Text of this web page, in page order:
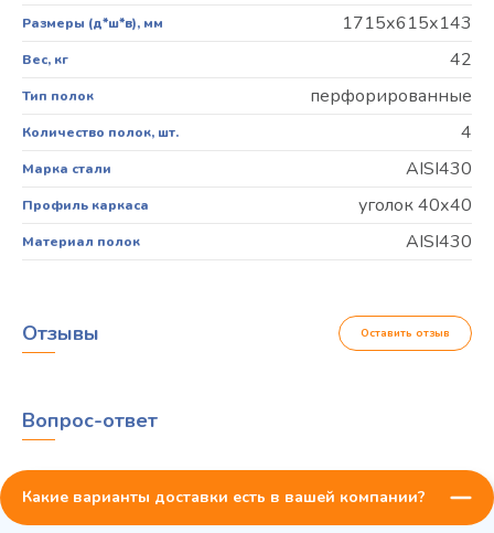
Размеры (д*ш*в), мм 1715х615х143
Вес, кг 42
Тип полок перфорированные
Количество полок, шт. 4
Марка стали AISI430
Профиль каркаса уголок 40х40
Материал полок AISI430
Отзывы Оставить отзыв
Вопрос-ответ
Какие варианты доставки есть в вашей компании?